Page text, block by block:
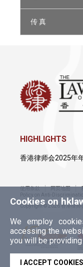
传 真
Cookies on
We employ
accessing the
you will be
I ACCEPT
HIGHLIGHTS
香港律师会2025年
使用条款 网页地图
Policy on Anti-
Copyright © 2026 香港律师